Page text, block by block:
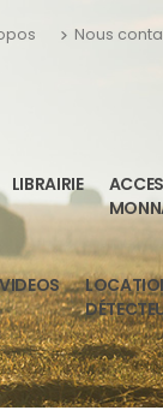
Nous
LIBRAIRIE